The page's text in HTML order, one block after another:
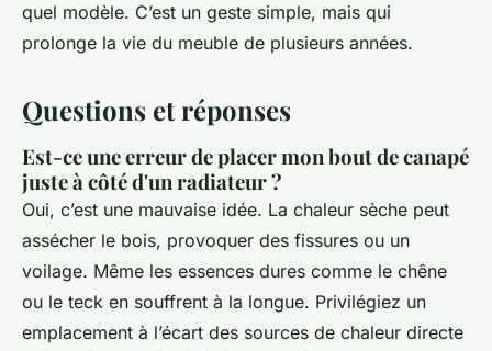
quel modèle. C’est un geste simple, mais qui
prolonge la vie du meuble de plusieurs années.
Questions et réponses
Est-ce une erreur de placer mon bout de canapé
juste à côté d'un radiateur ?
Oui, c’est une mauvaise idée. La chaleur sèche peut
assécher le bois, provoquer des fissures ou un
voilage. Même les essences dures comme le chêne
ou le teck en souffrent à la longue. Privilégiez un
emplacement à l’écart des sources de chaleur directe